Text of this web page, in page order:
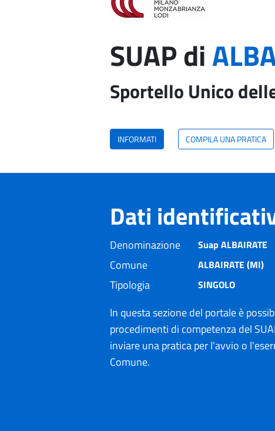
SUAP di
Sportello Unico
INFORMATI COMPILA UNA PRATICA
Dati
Denominazione Suap ALBAIRATE
Comune ALBAIRATE (MI)
Tipologia SINGOLO
In questa sezione del portale è
procedimenti di competenza del
inviare una pratica per l'avvio o
Comune.